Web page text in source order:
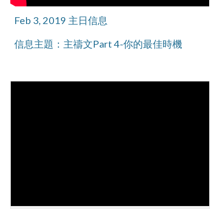
Feb 3, 2019 主日信息
信息主題：主禱文Part 4-你的最佳時機